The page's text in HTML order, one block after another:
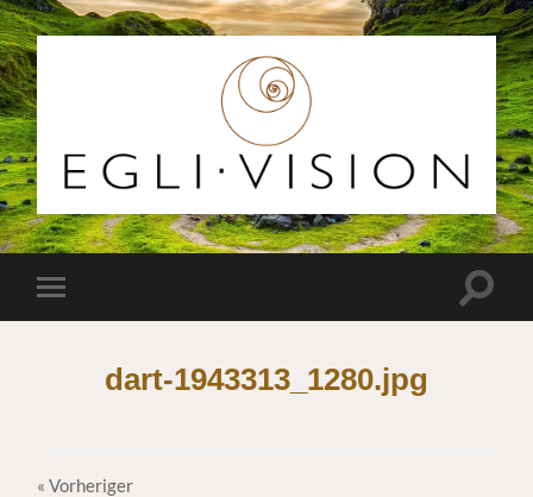
Egli
Vision
Menü
dart-1943313_1280.jpg
« Vorheriger